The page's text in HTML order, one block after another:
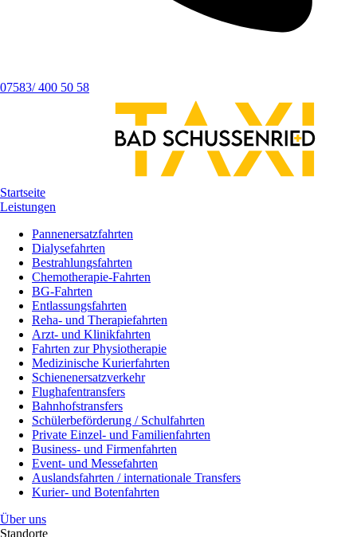
07583/ 400 50 58
Startseite
Leistungen
Pannenersatzfahrten
Dialysefahrten
Bestrahlungsfahrten
Chemotherapie-Fahrten
BG-Fahrten
Entlassungsfahrten
Reha- und Therapiefahrten
Arzt- und Klinikfahrten
Fahrten zur Physiotherapie
Medizinische Kurierfahrten
Schienenersatzverkehr
Flughafentransfers
Bahnhofstransfers
Schülerbeförderung / Schulfahrten
Private Einzel- und Familienfahrten
Business- und Firmenfahrten
Event- und Messefahrten
Auslandsfahrten / internationale Transfers
Kurier- und Botenfahrten
Über uns
Standorte